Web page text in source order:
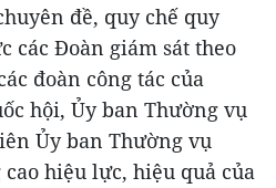
đề, quy chế quy
các Đoàn giám sát theo
đoàn công tác của
hội, Ủy ban Thường vụ
Ủy ban Thường vụ
hiệu lực, hiệu quả của